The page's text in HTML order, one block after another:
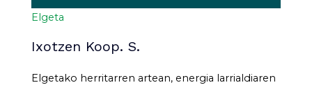
Elgeta
Ixotzen Koop. S.
Elgetako herritarren artean, energia larrialdiaren